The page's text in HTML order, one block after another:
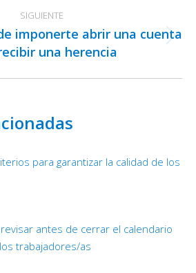
SIGUIENTE
Publicación
siguiente:
imponerte abrir una cuenta
una herencia
para garantizar la calidad de los
antes de cerrar el calendario
trabajadores/as